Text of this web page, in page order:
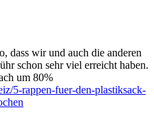
dass wir und auch die anderen
schon sehr viel erreicht haben.
um 80%
5-rappen-fuer-den-plastiksack-